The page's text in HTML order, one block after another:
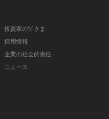
投資家の皆さま
採用情報
企業の社会的責任
ニュース